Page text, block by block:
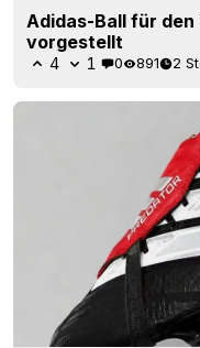
Adidas-Ball für den
vorgestellt
4 1 0 891 2